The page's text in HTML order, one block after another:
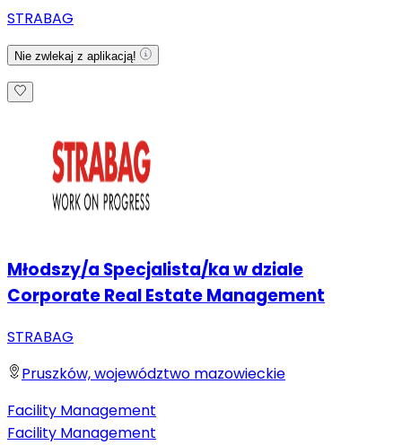
STRABAG
Nie zwlekaj z aplikacją!
Młodszy/a Specjalista/ka w dziale
Corporate Real Estate Management
STRABAG
Pruszków, województwo mazowieckie
Facility Management
Facility Management